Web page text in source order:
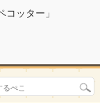
ッター」